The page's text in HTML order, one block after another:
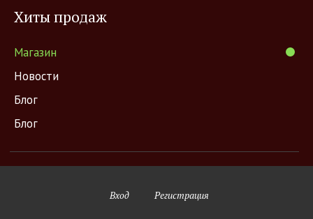
Хиты продаж
Магазин
Новости
Блог
Блог
Вход Регистрация